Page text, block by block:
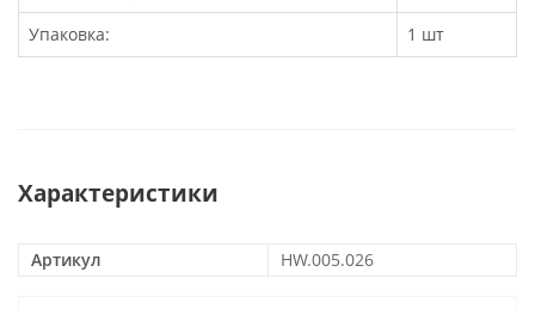
Упаковка:
1 шт
Характеристики
Артикул HW.005.026